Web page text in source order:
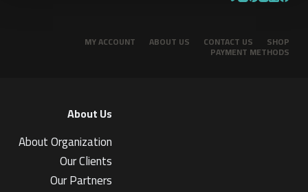
SHOP
CONTACT US
ABOUT US
MY ACCOUNT
PAYMENT METHODS
About Us
About Organization
Our Clients
Our Partners